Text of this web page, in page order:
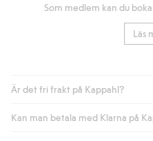
Som medlem kan du
Läs
Är det fri frakt på Kappahl?
Är du medlem i Kappahl Club
Kan man betala med Klarna på